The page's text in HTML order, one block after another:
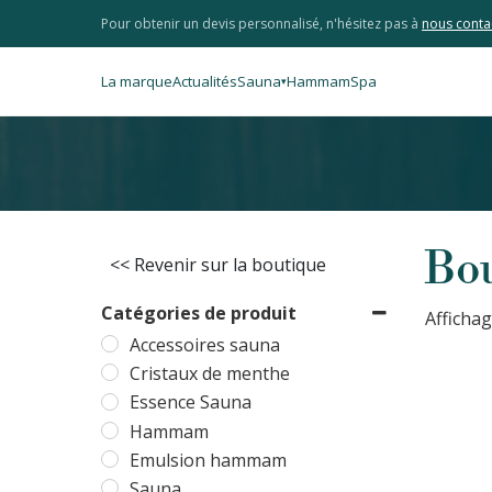
Pour obtenir un devis personnalisé, n'hésitez pas à nous
La marqueActualitésSauna▾HammamSpa
<< Revenir sur la boutique
Catégories de produit
Accessoires sauna
Cristaux de menthe
Essence Sauna
Hammam
Emulsion hammam